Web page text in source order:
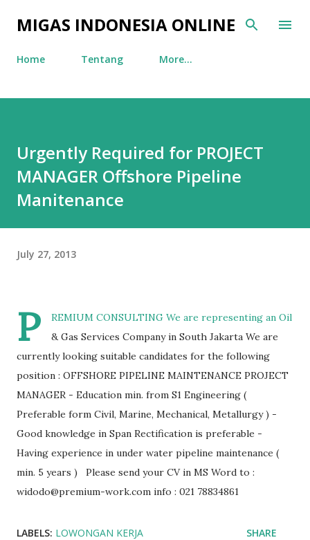
Skip to main content
MIGAS INDONESIA ONLINE
Home Tentang More…
Urgently Required for PROJECT
MANAGER Offshore Pipeline
Manitenance
July 27, 2013
P
REMIUM CONSULTING We are representing an Oil
& Gas Services Company in South Jakarta We are
currently looking suitable candidates for the following
position : OFFSHORE PIPELINE MAINTENANCE PROJECT
MANAGER - Education min. from S1 Engineering (
Preferable form Civil, Marine, Mechanical, Metallurgy ) -
Good knowledge in Span Rectification is preferable -
Having experience in under water pipeline maintenance (
min. 5 years ) Please send your CV in MS Word to :
widodo@premium-work.com info : 021 78834861
LABELS: LOWONGAN KERJA SHARE